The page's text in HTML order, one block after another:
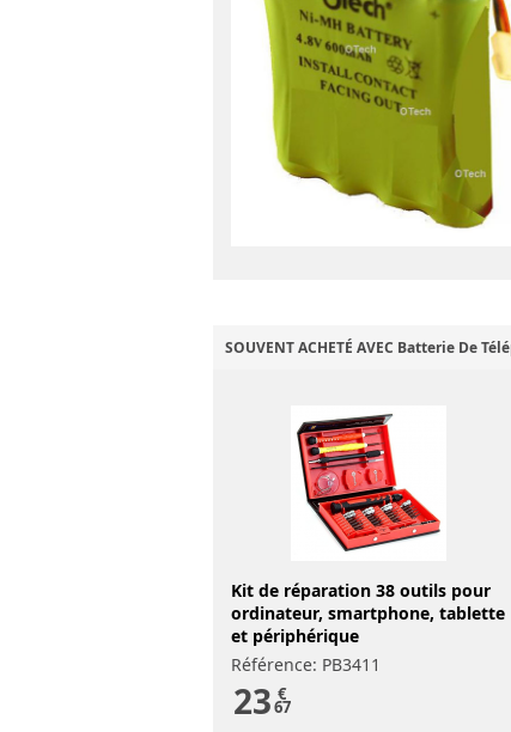
SOUVENT ACHETÉ AVEC Batterie De
Kit de réparation 38 outils pour
ordinateur, smartphone, tablette
et périphérique
Référence: PB3411
23 €
67